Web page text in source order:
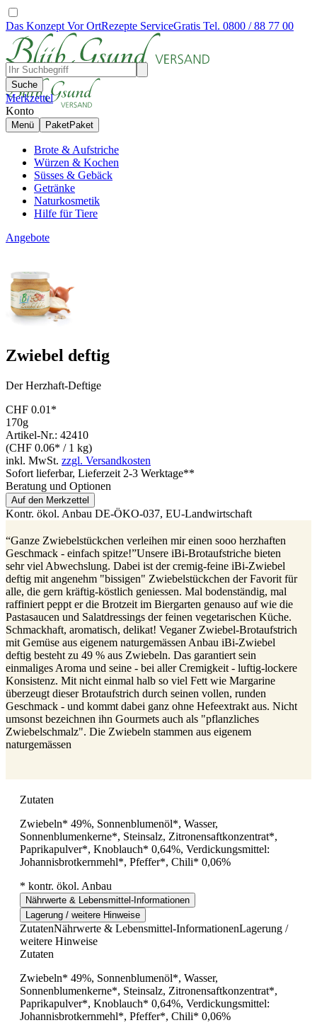
Das Konzept Vor OrtRezepte ServiceGratis Tel. 0800 / 88 77 00
Suche
Merkzettel
Konto
Menü PaketPaket
Brote & Aufstriche
Würzen & Kochen
Süsses & Gebäck
Getränke
Naturkosmetik
Hilfe für Tiere
Angebote
Zwiebel deftig
Der Herzhaft-Deftige
CHF 0.01*
170g
Artikel-Nr.: 42410
(CHF 0.06* / 1 kg)
inkl. MwSt. zzgl. Versandkosten
Sofort lieferbar, Lieferzeit 2-3 Werktage**
Beratung und Optionen
Auf den Merkzettel
Kontr. ökol. Anbau DE-ÖKO-037, EU-Landwirtschaft
“Ganze Zwiebelstückchen verleihen mir einen sooo herzhaften
Geschmack - einfach spitze!”Unsere iBi-Brotaufstriche bieten
sehr viel Abwechslung. Dabei ist der cremig-feine iBi-Zwiebel
deftig mit angenehm "bissigen" Zwiebelstückchen der Favorit für
alle, die gern kräftig-köstlich geniessen. Mal bodenständig, mal
raffiniert peppt er die Brotzeit im Biergarten genauso auf wie die
Pastasaucen und Salatdressings der feinen vegetarischen Küche.
Schmackhaft, aromatisch, delikat! Veganer Zwiebel-Brotaufstrich
mit Gemüse aus eigenem naturgemässen Anbau iBi-Zwiebel
deftig besteht zu 49 % aus Zwiebeln. Das garantiert sein
einmaliges Aroma und seine - bei aller Cremigkeit - luftig-lockere
Konsistenz. Mit nicht einmal halb so viel Fett wie Margarine
überzeugt dieser Brotaufstrich durch seinen vollen, runden
Geschmack - und kommt dabei ganz ohne Hefeextrakt aus. Nicht
umsonst bezeichnen ihn Gourmets auch als "pflanzliches
Zwiebelschmalz". Die Zwiebeln stammen aus eigenem
naturgemässen
Zutaten
Zwiebeln* 49%, Sonnenblumenöl*, Wasser,
Sonnenblumenkerne*, Steinsalz, Zitronensaftkonzentrat*,
Paprikapulver*, Knoblauch* 0,64%, Verdickungsmittel:
Johannisbrotkernmehl*, Pfeffer*, Chili* 0,06%
* kontr. ökol. Anbau
Nährwerte & Lebensmittel-Informationen
Lagerung / weitere Hinweise
ZutatenNährwerte & Lebensmittel-InformationenLagerung /
weitere Hinweise
Zutaten
Zwiebeln* 49%, Sonnenblumenöl*, Wasser,
Sonnenblumenkerne*, Steinsalz, Zitronensaftkonzentrat*,
Paprikapulver*, Knoblauch* 0,64%, Verdickungsmittel:
Johannisbrotkernmehl*, Pfeffer*, Chili* 0,06%